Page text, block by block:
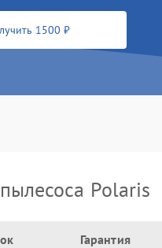
1500 ₽
Polaris
Гарантия